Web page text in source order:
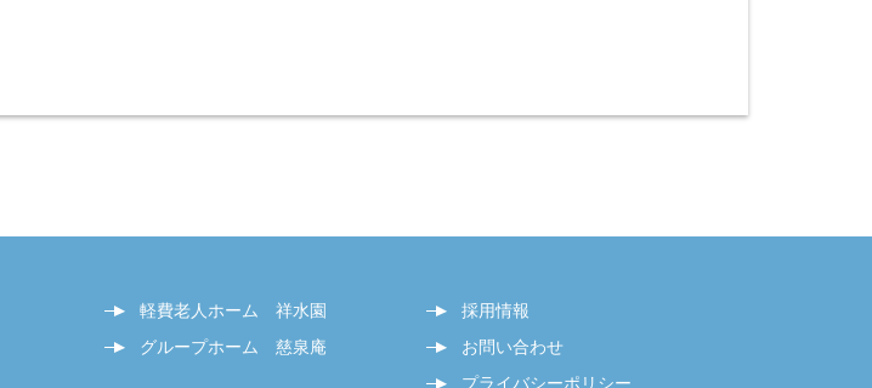
軽費老人ホーム 祥水園
グループホーム 慈泉庵
採用情報
お問い合わせ
プライバシーポリシー